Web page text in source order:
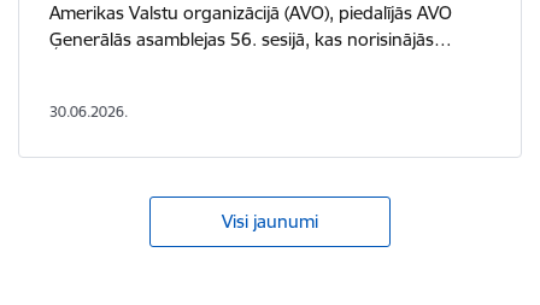
Amerikas Valstu organizācijā (AVO), piedalījās AVO
Ģenerālās asamblejas 56. sesijā, kas norisinājās…
30.06.2026.
Visi jaunumi